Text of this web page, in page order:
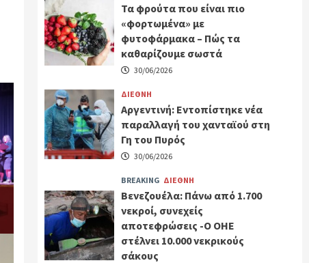
Τα φρούτα που είναι πιο
«φορτωμένα» με
φυτοφάρμακα – Πώς τα
καθαρίζουμε σωστά
30/06/2026
ΔΙΕΘΝΗ
Αργεντινή: Εντοπίστηκε νέα
παραλλαγή του χανταϊού στη
Γη του Πυρός
30/06/2026
BREAKING ΔΙΕΘΝΗ
Βενεζουέλα: Πάνω από 1.700
νεκροί, συνεχείς
αποτεφρώσεις -Ο ΟΗΕ
στέλνει 10.000 νεκρικούς
σάκους